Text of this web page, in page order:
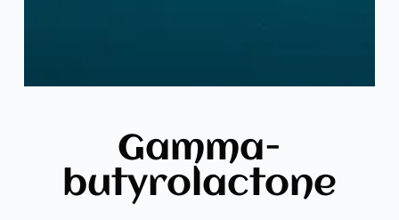
Gamma-
butyrolactone